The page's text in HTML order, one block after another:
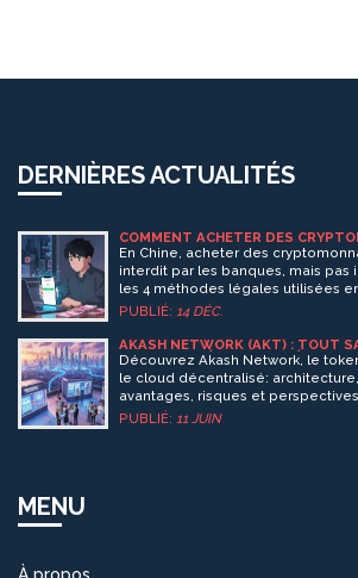
DERNIÈRES ACTUALITÉS
COMMENT ACHETER DES
MONNAIE FIDUCIAIRE EN CHINE
En Chine, acheter des
interdit par les banques, mais pas
les 4 méthodes légales utilisées
étrangères, Skrill, et exchanges
PUBLIÉ: 14 DÉC.
AKASH NETWORK (AKT) : TOUT
DE CLOUD DÉCENTRALISÉ
Découvrez Akash Network, le
le cloud décentralisé:
avantages, risques et perspectives
PUBLIÉ: 11 JUIN
MENU